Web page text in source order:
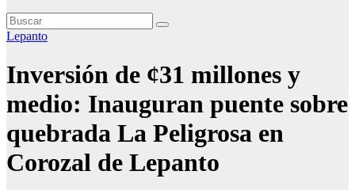
Lepanto
Inversión de ¢31 millones y
medio: Inauguran puente sobre
quebrada La Peligrosa en
Corozal de Lepanto